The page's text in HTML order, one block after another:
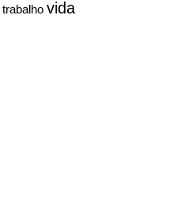
trabalho vida